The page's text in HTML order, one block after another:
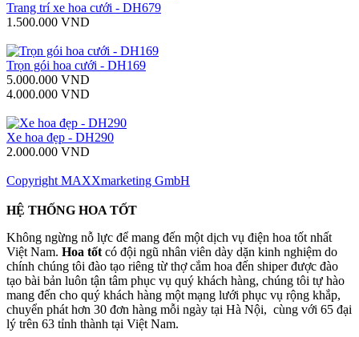
Trang trí xe hoa cưới - DH679
1.500.000 VND
Trọn gói hoa cưới - DH169
5.000.000 VND
4.000.000 VND
Xe hoa đẹp - DH290
2.000.000 VND
Copyright MAXXmarketing GmbH
HỆ THỐNG HOA TỐT
Không ngừng nỗ lực để mang đến một dịch vụ điện hoa tốt nhất
Việt Nam. Hoa tốt có đội ngũ nhân viên dày dặn kinh nghiệm do
chính chúng tôi đào tạo riêng từ thợ cắm hoa đến shiper được đào
tạo bài bản luôn tận tâm phục vụ quý khách hàng, chúng tôi tự hào
mang đến cho quý khách hàng một mạng lưới phục vụ rộng khắp,
chuyển phát hơn 30 đơn hàng mỗi ngày tại Hà Nội, cùng với 65 đại
lý trên 63 tỉnh thành tại Việt Nam.